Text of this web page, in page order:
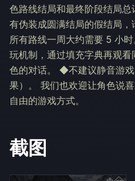
色路线结局和最终阶段结局
有伪装成圆满结局的假结局
所有路线一周大约需要 5
玩机制，通过填充字典再观
色的对话。 ◆不建议静音游
果）。 我们也欢迎让角色说
自由的游戏方式。
截图